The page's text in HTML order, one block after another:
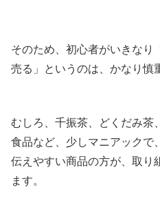
そのため、初心者がいきなり
売る」というのは、かなり慎
むしろ、千振茶、どくだみ茶
食品など、少しマニアックで
伝えやすい商品の方が、取り
ます。